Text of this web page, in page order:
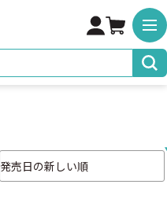
並べ替え条件